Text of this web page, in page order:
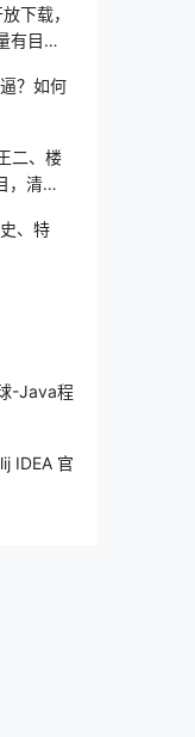
激活码
下载，
有目共
？如何
二、楼
，清
、特
-Java程
IDEA 官